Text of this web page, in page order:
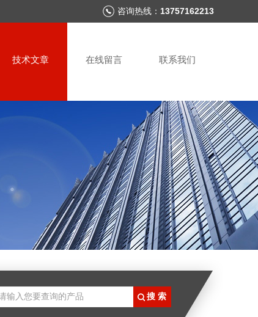
咨询热线： 13757162213
技术文章 在线留言 联系我们